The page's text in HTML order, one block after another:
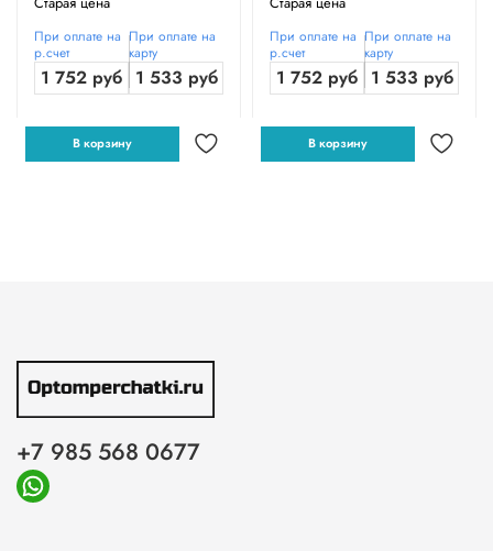
При оплате на
р.счет
1 752 руб
При оплате на
карту
1 533 руб
В корзину
При оплате на
р.счет
1 752 руб
При оплате на
карту
1 533 руб
В корзину
+7 985 568 0677